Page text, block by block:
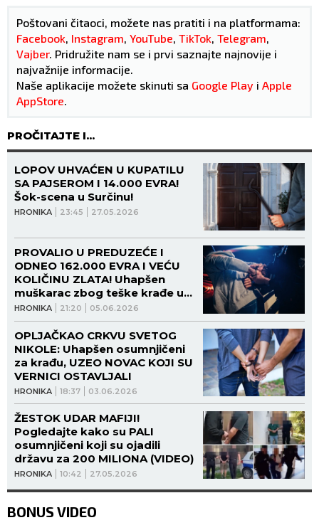
Poštovani čitaoci, možete nas pratiti i na platformama:
Facebook, Instagram, YouTube, TikTok, Telegram,
Vajber. Pridružite nam se i prvi saznajte najnovije i
najvažnije informacije.
Naše aplikacije možete skinuti sa Google Play i Apple
AppStore.
PROČITAJTE I...
HRONIKA 23:45 27.05.2026
LOPOV UHVAĆEN U KUPATILU
SA PAJSEROM I 14.000 EVRA!
Šok-scena u Surčinu!
HRONIKA 21:20 05.06.2026
PROVALIO U PREDUZEĆE I
ODNEO 162.000 EVRA I VEĆU
KOLIČINU ZLATA! Uhapšen
muškarac zbog teške krađe u
Boljevcu!
HRONIKA 18:37 03.06.2026
OPLJAČKAO CRKVU SVETOG
NIKOLE: Uhapšen osumnjičeni
za krađu, UZEO NOVAC KOJI SU
VERNICI OSTAVLJALI
HRONIKA 10:42 27.05.2026
ŽESTOK UDAR MAFIJI!
Pogledajte kako su PALI
osumnjičeni koji su ojadili
državu za 200 MILIONA (VIDEO)
BONUS VIDEO